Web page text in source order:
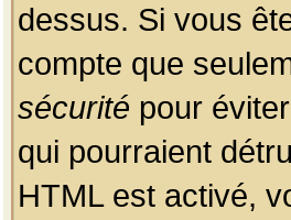
dessus. Si vous
compte que
sécurité pour
qui pourraient
HTML est activé,